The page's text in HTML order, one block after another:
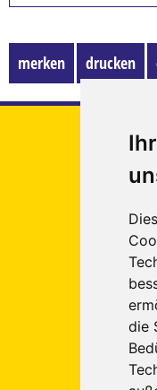
die
So
AKTUELLE
merken drucken
Tel.:
Tel.: